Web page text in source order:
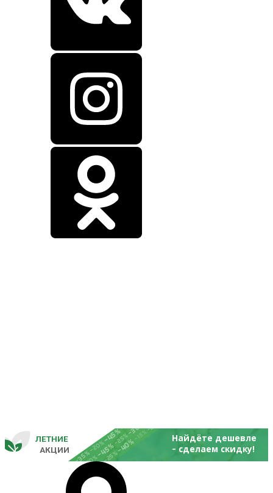
-20%
-25%
-45%
-35%-20%
-25%
-45%
-30%
-15%
-20%
-25%
-40%
АКЦИИ
ЛЕТНИЕ Найдёте дешевле
- сделаем